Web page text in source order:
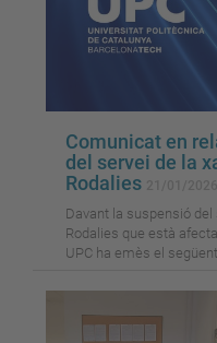
Comunicat en
del servei de la
Rodalies
Davant la suspensió del
Rodalies que està
UPC ha emès el